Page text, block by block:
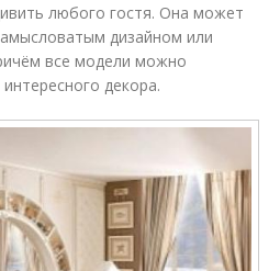
любого гостя. Она может
дизайном или
все модели можно
декора.